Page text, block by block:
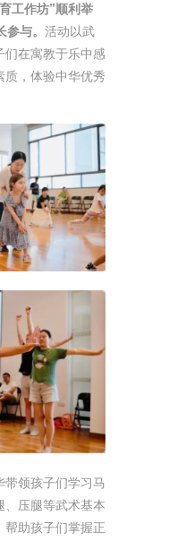
工作坊”顺利举
与。 活动以武
们在寓教于乐中感
质，体验中华优秀
领孩子们学习马
、压腿等武术基本
帮助孩子们掌握正